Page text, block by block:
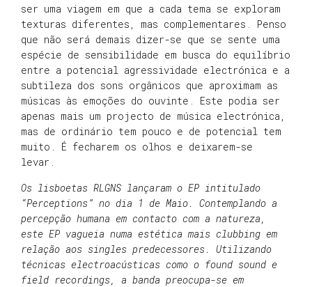
ser uma viagem em que a cada tema se exploram
texturas diferentes, mas complementares. Penso
que não será demais dizer-se que se sente uma
espécie de sensibilidade em busca do equilíbrio
entre a potencial agressividade electrónica e a
subtileza dos sons orgânicos que aproximam as
músicas às emoções do ouvinte. Este podia ser
apenas mais um projecto de música electrónica,
mas de ordinário tem pouco e de potencial tem
muito. É fecharem os olhos e deixarem-se
levar.
Os lisboetas RLGNS lançaram o EP intitulado
“Perceptions” no dia 1 de Maio. Contemplando a
percepção humana em contacto com a natureza,
este EP vagueia numa estética mais clubbing em
relação aos singles predecessores. Utilizando
técnicas electroacústicas como o found sound e
field recordings, a banda preocupa-se em